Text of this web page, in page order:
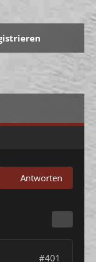
Antworten
#401